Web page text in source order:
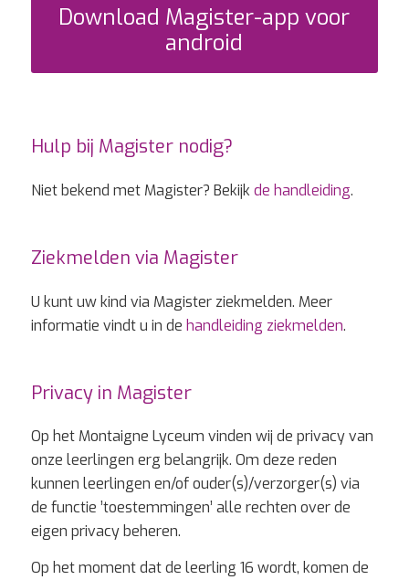
Download Magister-app voor
android
Hulp bij Magister nodig?
Niet bekend met Magister? Bekijkde handleiding.
Ziekmelden via Magister
U kunt uw kind via Magister ziekmelden. Meer
informatie vindt u in de handleiding ziekmelden.
Privacy in Magister
Op het Montaigne Lyceum vinden wij de privacy van
onze leerlingen erg belangrijk. Om deze reden
kunnen leerlingen en/of ouder(s)/verzorger(s) via
de functie ’toestemmingen’ alle rechten over de
eigen privacy beheren.
Op het moment dat de leerling 16 wordt, komen de